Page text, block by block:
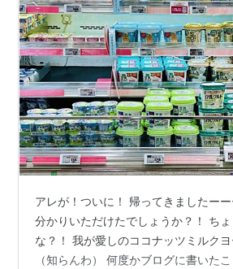
アレが！ついに！ 帰ってきましたー
分かりいただけたでしょうか？！ ち
な？！ 我が愛しのココナッツミルク
（知らんわ） 何度かブログに書いた